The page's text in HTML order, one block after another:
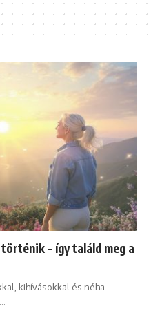
– így találd meg a
kihívásokkal és néha
…